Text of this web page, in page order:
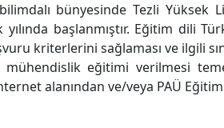
bünyesinde Tezli
başlanmıştır. Eğitim dili
kriterlerini sağlaması ve ilgili
mühendislik eğitimi verilmesi
alanından ve/veya PAÜ